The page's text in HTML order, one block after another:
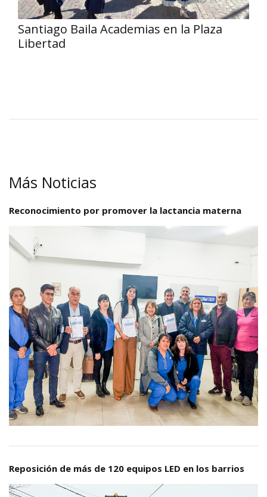
Santiago Baila Academias en la Plaza
Libertad
Más Noticias
Reconocimiento por promover la lactancia materna
Reposición de más de 120 equipos LED en los barrios